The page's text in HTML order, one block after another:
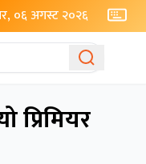
०६ अगस्ट २०२६
प्रिमियर